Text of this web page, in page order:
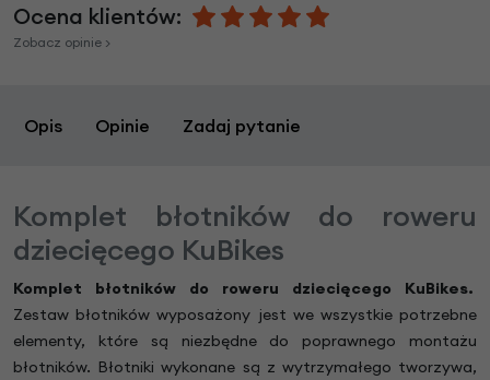
Ocena klientów:
Zobacz opinie >
Opis Opinie Zadaj pytanie
Komplet błotników do roweru
dziecięcego KuBikes
Komplet błotników do roweru dziecięcego KuBikes.
Zestaw błotników wyposażony jest we wszystkie potrzebne
elementy, które są niezbędne do poprawnego montażu
błotników. Błotniki wykonane są z wytrzymałego tworzywa,